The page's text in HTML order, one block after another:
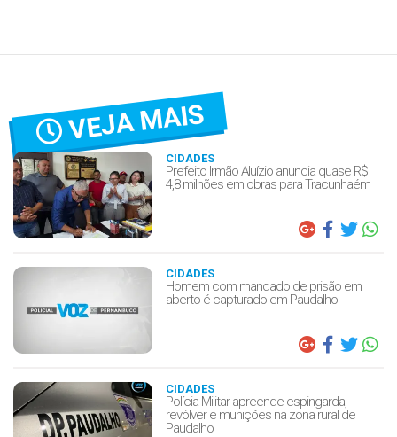
VEJA MAIS
CIDADES
Prefeito Irmão Aluízio anuncia quase R$
4,8 milhões em obras para Tracunhaém
CIDADES
Homem com mandado de prisão em
aberto é capturado em Paudalho
CIDADES
Polícia Militar apreende espingarda,
revólver e munições na zona rural de
Paudalho